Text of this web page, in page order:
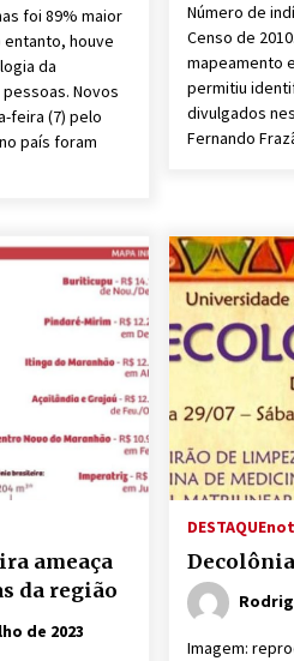
foi 89% maior
entanto, houve
da
Novos
feira (7) pelo
país foram
Número de
Censo de
mapeamento
permitiu
divulgados
Fernando
ameaça
da região
de 2023
DESTAQUE
Imagem: